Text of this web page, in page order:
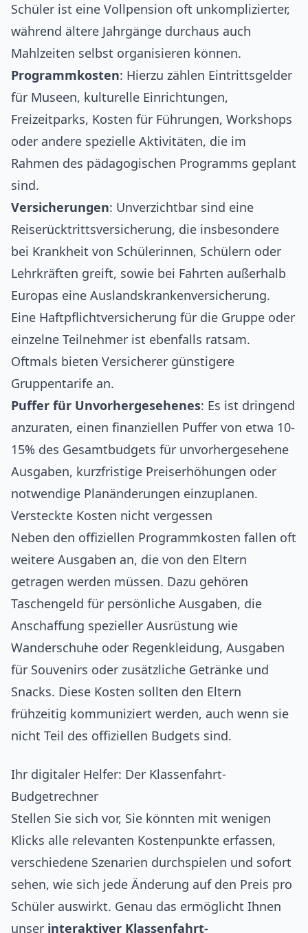
Schüler ist eine Vollpension oft unkomplizierter,
während ältere Jahrgänge durchaus auch
Mahlzeiten selbst organisieren können.
Programmkosten: Hierzu zählen Eintrittsgelder
für Museen, kulturelle Einrichtungen,
Freizeitparks, Kosten für Führungen, Workshops
oder andere spezielle Aktivitäten, die im
Rahmen des pädagogischen Programms geplant
sind.
Versicherungen: Unverzichtbar sind eine
Reiserücktrittsversicherung, die insbesondere
bei Krankheit von Schülerinnen, Schülern oder
Lehrkräften greift, sowie bei Fahrten außerhalb
Europas eine Auslandskrankenversicherung.
Eine Haftpflichtversicherung für die Gruppe oder
einzelne Teilnehmer ist ebenfalls ratsam.
Oftmals bieten Versicherer günstigere
Gruppentarife an.
Puffer für Unvorhergesehenes: Es ist dringend
anzuraten, einen finanziellen Puffer von etwa 10-
15% des Gesamtbudgets für unvorhergesehene
Ausgaben, kurzfristige Preiserhöhungen oder
notwendige Planänderungen einzuplanen.
Versteckte Kosten nicht vergessen
Neben den offiziellen Programmkosten fallen oft
weitere Ausgaben an, die von den Eltern
getragen werden müssen. Dazu gehören
Taschengeld für persönliche Ausgaben, die
Anschaffung spezieller Ausrüstung wie
Wanderschuhe oder Regenkleidung, Ausgaben
für Souvenirs oder zusätzliche Getränke und
Snacks. Diese Kosten sollten den Eltern
frühzeitig kommuniziert werden, auch wenn sie
nicht Teil des offiziellen Budgets sind.
Ihr digitaler Helfer: Der Klassenfahrt-
Budgetrechner
Stellen Sie sich vor, Sie könnten mit wenigen
Klicks alle relevanten Kostenpunkte erfassen,
verschiedene Szenarien durchspielen und sofort
sehen, wie sich jede Änderung auf den Preis pro
Schüler auswirkt. Genau das ermöglicht Ihnen
unser interaktiver Klassenfahrt-